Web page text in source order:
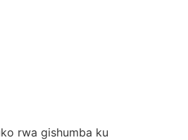
rwa gishumba ku